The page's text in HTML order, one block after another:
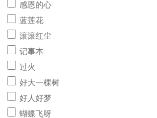
感恩的心
蓝莲花
滚滚红尘
记事本
过火
好大一棵树
好人好梦
蝴蝶飞呀